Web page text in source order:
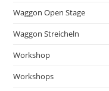
Waggon Open Stage
Waggon Streicheln
Workshop
Workshops